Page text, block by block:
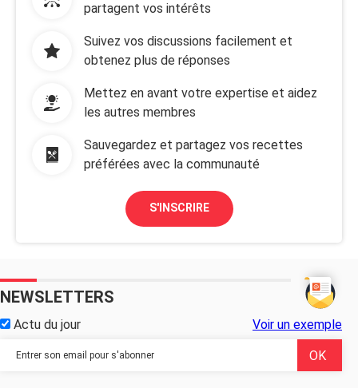
partagent vos intérêts
Suivez vos discussions facilement et
obtenez plus de réponses
Mettez en avant votre expertise et aidez
les autres membres
Sauvegardez et partagez vos recettes
préférées avec la communauté
S'INSCRIRE
NEWSLETTERS
Actu du jour Voir un exemple